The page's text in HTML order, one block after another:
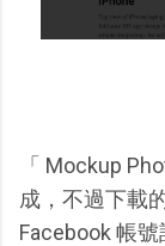
「 Mockup
成，不過下載
Facebook 帳號